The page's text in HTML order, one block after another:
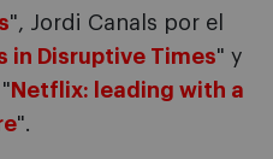
", Jordi Canals por el
in Disruptive Times" y
Netflix: leading with a
".